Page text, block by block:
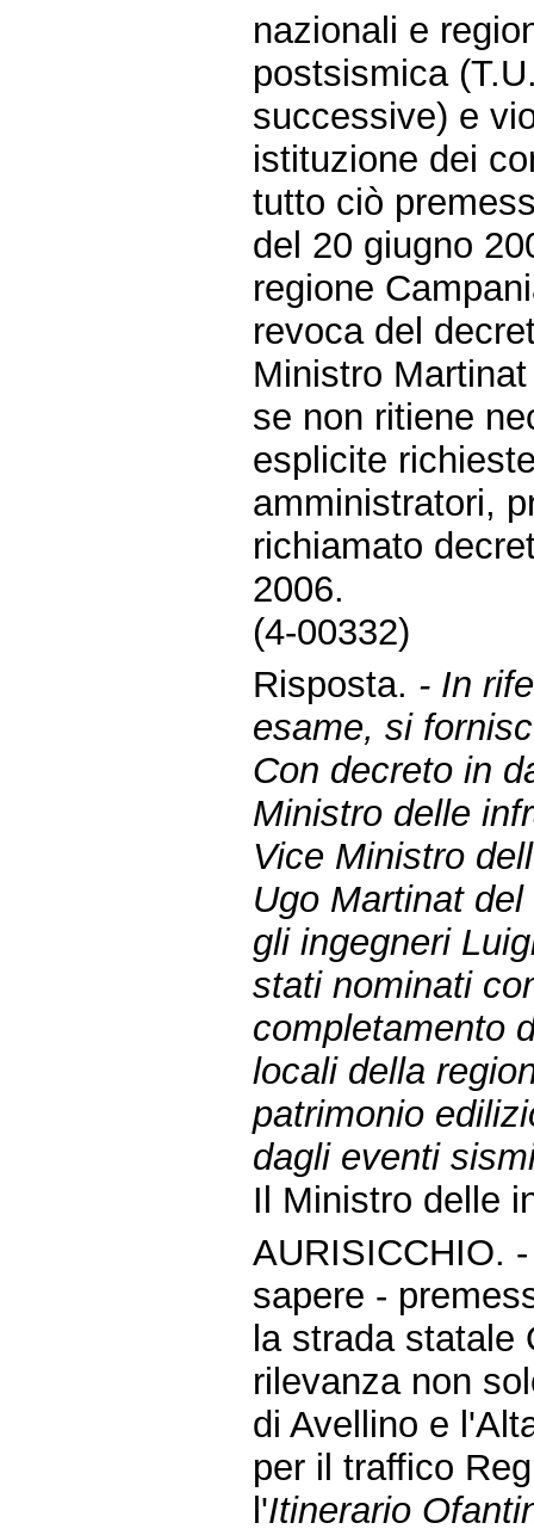
nazionali e
postsismica
successive) e
istituzione dei
tutto ciò
del 20 giugno
regione
revoca del
Ministro
se non ritiene
esplicite
amministratori,
richiamato
2006.
(4-00332)
Risposta. - In
esame, si
Con decreto in
Ministro delle
Vice Ministro
Ugo Martinat
gli ingegneri
stati nominati
completamento
locali della
patrimonio
dagli eventi
Il Ministro delle
AURISICCHIO.
sapere -
la strada statale
rilevanza non
di Avellino e
per il traffico
l'Itinerario